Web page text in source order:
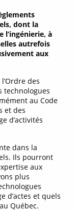
dont la
l’ingénierie, à
autrefois
aux
des
technologues
au Code
et des
d’activités
dans la
Ils pourront
aux
plus
d’actes et quels
Québec.